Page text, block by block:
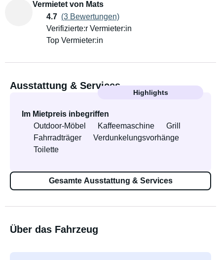
Vermietet von Mats
4.7 (3 Bewertungen)
Verifizierte:r Vermieter:in
Top Vermieter:in
Ausstattung & Services
Highlights
Im Mietpreis inbegriffen
Outdoor-Möbel
Kaffeemaschine
Grill
Fahrradträger
Verdunkelungsvorhänge
Toilette
Gesamte Ausstattung & Services
Über das Fahrzeug